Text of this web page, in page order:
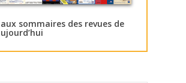
sommaires des revues de